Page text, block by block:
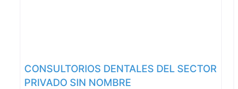
CONSULTORIOS DENTALES DEL SECTOR
PRIVADO SIN NOMBRE